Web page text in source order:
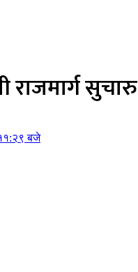
राजमार्ग सुचारु
बजे